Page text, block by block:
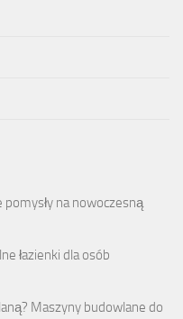
na nowoczesną
łazienki dla osób
Maszyny budowlane do